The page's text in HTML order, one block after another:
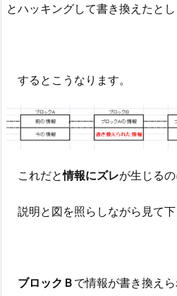
とハッキングして書き換えたとし
するとこうなります。
これだと情報にズレが生じる
説明と図を照らしながら見て下
ブロックＢ で情報が書き換えら